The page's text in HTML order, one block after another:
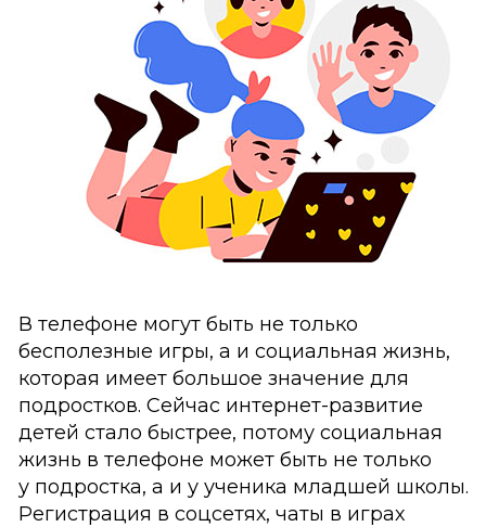
В телефоне могут быть не только
бесполезные игры, а и социальная жизнь,
которая имеет большое значение для
подростков. Сейчас интернет-развитие
детей стало быстрее, потому социальная
жизнь в телефоне может быть не только
у подростка, а и у ученика младшей школы.
Регистрация в соцсетях, чаты в играх